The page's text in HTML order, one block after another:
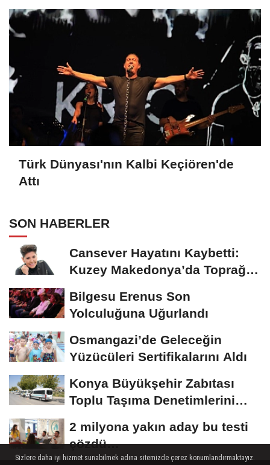
Türk Dünyası'nın Kalbi Keçiören'de
Attı
SON HABERLER
Cansever Hayatını Kaybetti:
Kuzey Makedonya’da Toprağa
Bilgesu Erenus Son
Yolculuğuna Uğurlandı
Osmangazi’de Geleceğin
Yüzücüleri Sertifikalarını Aldı
Konya Büyükşehir Zabıtası
Toplu Taşıma Denetimlerini
2 milyona yakın aday bu testi
çözdü…
Sizlere daha iyi hizmet sunabilmek adına sitemizde çerez konumlandırmaktayız.